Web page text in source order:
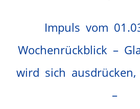
Impuls vom
Wochenrückblick –
wird sich
–